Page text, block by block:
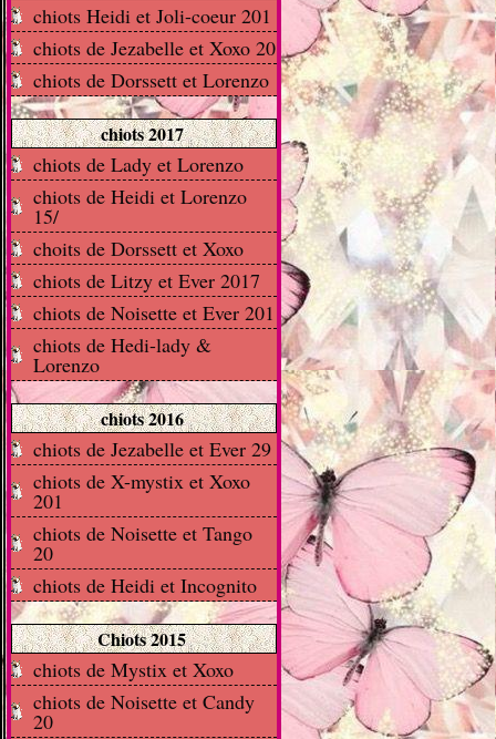
chiots Heidi et Joli-coeur 201
chiots de Jezabelle et Xoxo 20
chiots de Dorssett et Lorenzo
chiots 2017
chiots de Lady et Lorenzo
chiots de Heidi et Lorenzo
15/
choits de Dorssett et Xoxo
chiots de Litzy et Ever 2017
chiots de Noisette et Ever 201
chiots de Hedi-lady &
Lorenzo
chiots 2016
chiots de Jezabelle et Ever 29
chiots de X-mystix et Xoxo
201
chiots de Noisette et Tango
20
chiots de Heidi et Incognito
Chiots 2015
chiots de Mystix et Xoxo
chiots de Noisette et Candy
20